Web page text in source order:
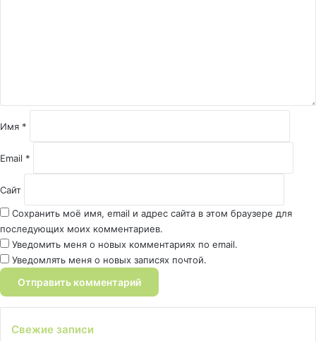
и
й
Имя *
Email *
Сайт
Сохранить моё имя, email и адрес сайта в этом браузере для
последующих моих комментариев.
Уведомить меня о новых комментариях по email.
Уведомлять меня о новых записях почтой.
Свежие записи